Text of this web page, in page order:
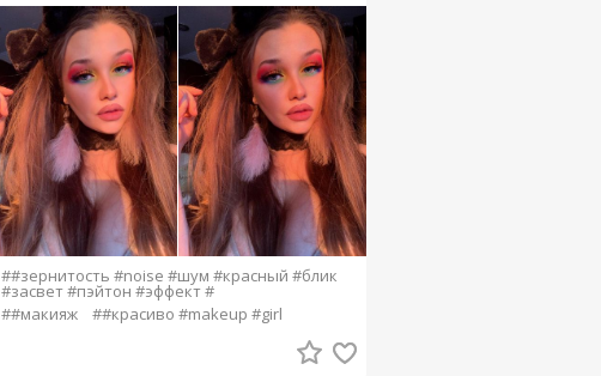
##зернитость #noise #шум #красный #блик
#засвет #пэйтон #эффект #
##макияж
##красиво #makeup #girl